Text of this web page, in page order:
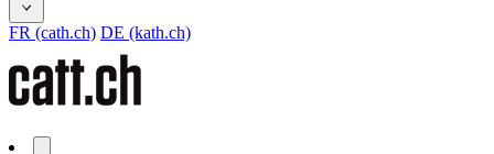
FR (cath.ch) DE (kath.ch)